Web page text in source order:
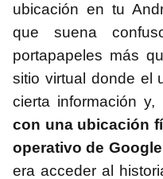
ubicación en tu
que suena
portapapeles más
sitio virtual donde el
cierta información y,
con una ubicación
operativo de Google
era acceder al